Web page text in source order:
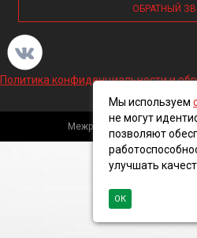
ОБРАТНЫЙ
Политика конфиденциальности и
Межрегиональная
Мы используем
не могут
позволяют
улучшать
ОК